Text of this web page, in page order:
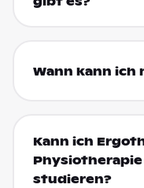
Wann kann ich
Kann ich
studieren?